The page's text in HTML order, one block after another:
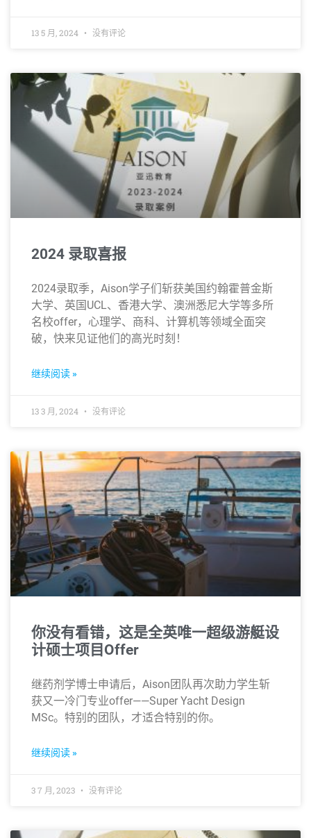
13 5 月, 2024 没有评论
2024 录取喜报
2024录取季，Aison学子们斩获美国约翰霍普金斯
大学、英国UCL、香港大学、澳洲悉尼大学等多所
名校offer，心理学、商科、计算机等领域全面突
破，快来见证他们的高光时刻！
继续阅读 »
13 3 月, 2024 没有评论
你没有看错，这是全英唯一超级游艇设
计硕士项目Offer
继药剂学博士申请后，Aison团队再次助力学生斩
获又一冷门专业offer——Super Yacht Design
MSc。特别的团队，才适合特别的你。
继续阅读 »
3 7 月, 2023 没有评论